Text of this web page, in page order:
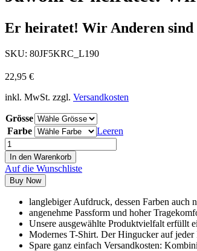
Er heiratet! Wir Anderen
SKU: 80JF5KRC_L190
22,95 €
inkl. MwSt. zzgl. Versandkosten
Grösse
Farbe
Leeren
In den Warenkorb
Auf die Wunschliste
Buy Now
langlebiger Aufdruck, dessen Farben auch
angenehme Passform und hoher
Unsere ausgewählte Produktvielfalt erfüllt
Modernes T-Shirt. Der Hingucker auf
Spare ganz einfach Versandkosten: